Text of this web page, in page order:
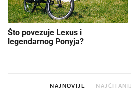
Što povezuje Lexus i
legendarnog Ponyja?
NAJNOVIJE